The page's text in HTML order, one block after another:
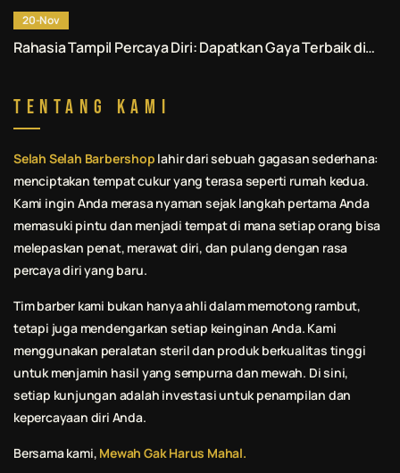
20-Nov
Rahasia Tampil Percaya Diri: Dapatkan Gaya Terbaik di
Tentang Kami
Selah Selah Barbershop lahir dari sebuah gagasan sederhana:
menciptakan tempat cukur yang terasa seperti rumah kedua.
Kami ingin Anda merasa nyaman sejak langkah pertama Anda
memasuki pintu dan menjadi tempat di mana setiap orang bisa
melepaskan penat, merawat diri, dan pulang dengan rasa
percaya diri yang baru.
Tim barber kami bukan hanya ahli dalam memotong rambut,
tetapi juga mendengarkan setiap keinginan Anda. Kami
menggunakan peralatan steril dan produk berkualitas tinggi
untuk menjamin hasil yang sempurna dan mewah. Di sini,
setiap kunjungan adalah investasi untuk penampilan dan
kepercayaan diri Anda.
Bersama kami, Mewah Gak Harus Mahal.